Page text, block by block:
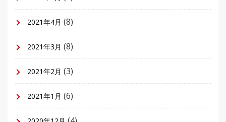
2021年4月 (8)
2021年3月 (8)
2021年2月 (3)
2021年1月 (6)